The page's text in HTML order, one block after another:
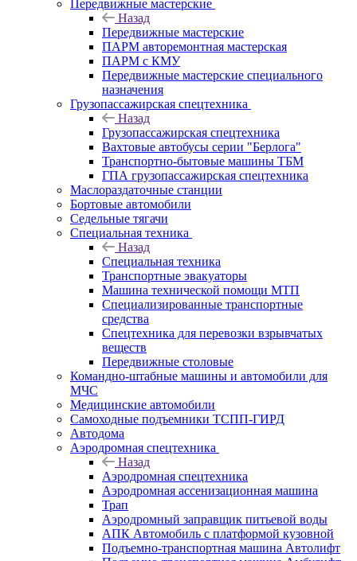
Передвижные мастерские
Назад
Передвижные мастерские
ПАРМ авторемонтная мастерская
ПАРМ с КМУ
Передвижные мастерские специального
назначения
Грузопассажирская спецтехника
Назад
Грузопассажирская спецтехника
Вахтовые автобусы серии "Берлога"
Транспортно-бытовые машины ТБМ
ГПА грузопассажирская спецтехника
Маслораздаточные станции
Бортовые автомобили
Седельные тягачи
Специальная техника
Назад
Специальная техника
Транспортные эвакуаторы
Машина технической помощи МТП
Специализированные транспортные
средства
Спецтехника для перевозки взрывчатых
веществ
Передвижные столовые
Командно-штабные машины и автомобили для
МЧС
Медицинские автомобили
Самоходные подъемники ТСПП-ГИРД
Автодома
Аэродромная спецтехника
Назад
Аэродромная спецтехника
Аэродромная ассенизационная машина
Трап
Аэродромный заправщик питьевой воды
АПК Автомобиль с платформой кузовной
Подъемно-транспортная машина Автолифт